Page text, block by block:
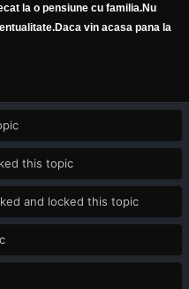
la o pensiune cu familia.Nu
vin acasa pana la
this topic
and locked this topic